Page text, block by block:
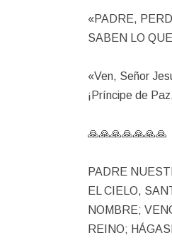
«PADRE,
SABEN LO
«Ven, Señor
¡Príncipe de
🙏🙏🙏🙏🙏🙏🙏
PADRE
EL CIELO,
NOMBRE;
REINO;